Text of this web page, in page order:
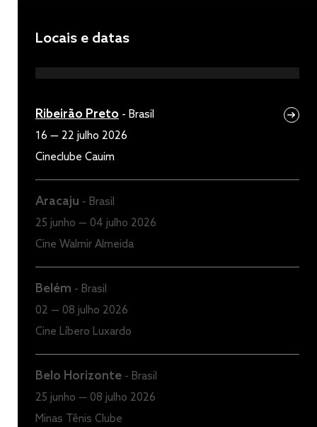
Locais e datas
Ribeirão Preto - Brasil
16 — 22 julho 2026
Cineclube Cauim
Aracaju - Brasil
25 junho — 04 julho 2026
Cine Walmir Almeida
Belém - Brasil
02 — 08 julho 2026
Cine Líbero Luxardo
Belo Horizonte - Brasil
25 junho — 08 julho 2026
Minas Tênis Clube